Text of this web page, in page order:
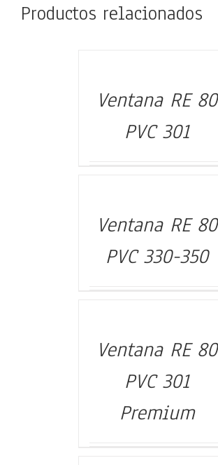
Productos relacionados
DETALLES
Ventana RE 80
PVC 301
DETALLES
Ventana RE 80
PVC 330-350
DETALLES
Ventana RE 80
PVC 301
Premium